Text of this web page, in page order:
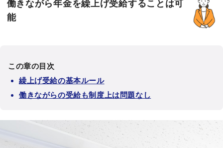
働きながら年金を繰上げ受給することは可
能
この章の目次
繰上げ受給の基本ルール
働きながらの受給も制度上は問題なし